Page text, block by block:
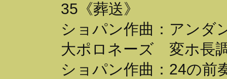
35《葬送》
ショパン作曲：アンダ
大ポロネーズ 変ホ長
ショパン作曲：24の